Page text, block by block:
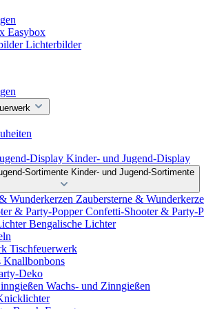
Easybox
Lichterbilder
Kinder- und Jugend-Display
Kinder- und Jugend-Sortimente
Zaubersterne &
Confetti-Shooter & Party-
Bengalische Lichter
Tischfeuerwerk
Knallbonbons
Deko
Wachs- und Zinngießen